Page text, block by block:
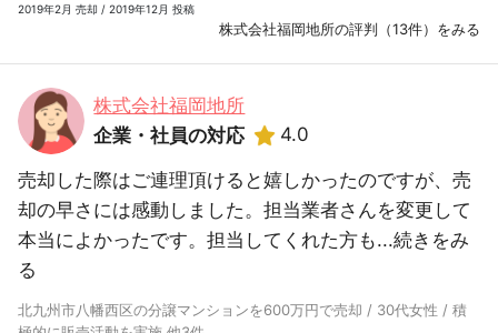
2019年2月 売却 / 2019年12月 投稿
株式会社福岡地所の評判（13件）をみる
株式会社福岡地所
企業・社員の対応
4.0
売却した際はご連理頂けると嬉しかったのですが、売
却の早さには感動しました。担当業者さんを変更して
本当によかったです。担当してくれた方も...続きをみ
る
北九州市八幡西区の分譲マンションを600万円で売却 / 30代女性 / 積